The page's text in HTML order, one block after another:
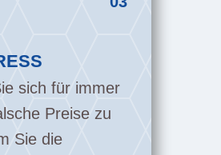
sich für immer
Preise zu
Sie die